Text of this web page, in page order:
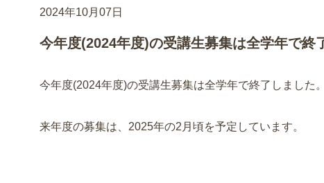
2024年10月07日
今年度(2024年度)の受講生募集は全学年で終
今年度(2024年度)の受講生募集は全学年で終了しました。
来年度の募集は、2025年の2月頃を予定しています。